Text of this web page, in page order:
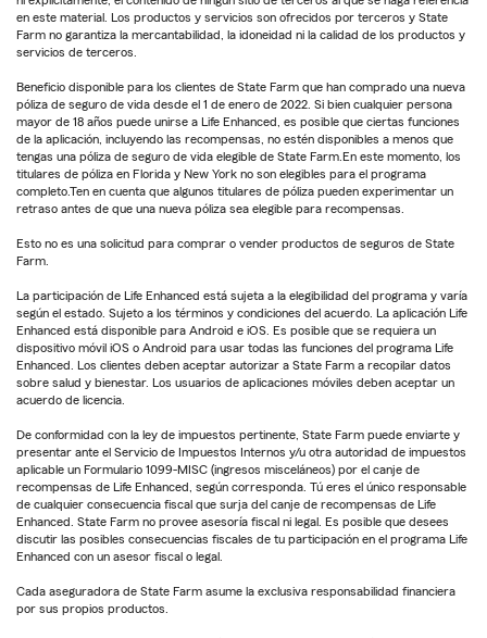
en este material. Los productos y servicios son ofrecidos por terceros y State
Farm no garantiza la mercantabilidad, la idoneidad ni la calidad de los productos y
servicios de terceros.
Beneficio disponible para los clientes de State Farm que han comprado una nueva
póliza de seguro de vida desde el 1 de enero de 2022. Si bien cualquier persona
mayor de 18 años puede unirse a Life Enhanced, es posible que ciertas funciones
de la aplicación, incluyendo las recompensas, no estén disponibles a menos que
tengas una póliza de seguro de vida elegible de State Farm.En este momento, los
titulares de póliza en Florida y New York no son elegibles para el programa
completo.Ten en cuenta que algunos titulares de póliza pueden experimentar un
retraso antes de que una nueva póliza sea elegible para recompensas.
Esto no es una solicitud para comprar o vender productos de seguros de State
Farm.
La participación de Life Enhanced está sujeta a la elegibilidad del programa y varía
según el estado. Sujeto a los términos y condiciones del acuerdo. La aplicación Life
Enhanced está disponible para Android e iOS. Es posible que se requiera un
dispositivo móvil iOS o Android para usar todas las funciones del programa Life
Enhanced. Los clientes deben aceptar autorizar a State Farm a recopilar datos
sobre salud y bienestar. Los usuarios de aplicaciones móviles deben aceptar un
acuerdo de licencia.
De conformidad con la ley de impuestos pertinente, State Farm puede enviarte y
presentar ante el Servicio de Impuestos Internos y/u otra autoridad de impuestos
aplicable un Formulario 1099-MISC (ingresos misceláneos) por el canje de
recompensas de Life Enhanced, según corresponda. Tú eres el único responsable
de cualquier consecuencia fiscal que surja del canje de recompensas de Life
Enhanced. State Farm no provee asesoría fiscal ni legal. Es posible que desees
discutir las posibles consecuencias fiscales de tu participación en el programa Life
Enhanced con un asesor fiscal o legal.
Cada aseguradora de State Farm asume la exclusiva responsabilidad financiera
por sus propios productos.